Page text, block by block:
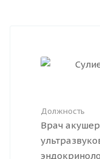
Должность
Врач